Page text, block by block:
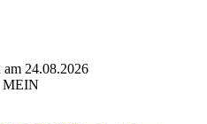
am 24.08.2026